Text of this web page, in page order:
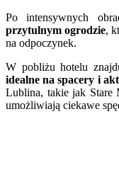
Po intensywnych
przytulnym ogrodzie,
na odpoczynek.
W pobliżu hotelu
idealne na spacery i
Lublina, takie jak Stare
umożliwiają ciekawe